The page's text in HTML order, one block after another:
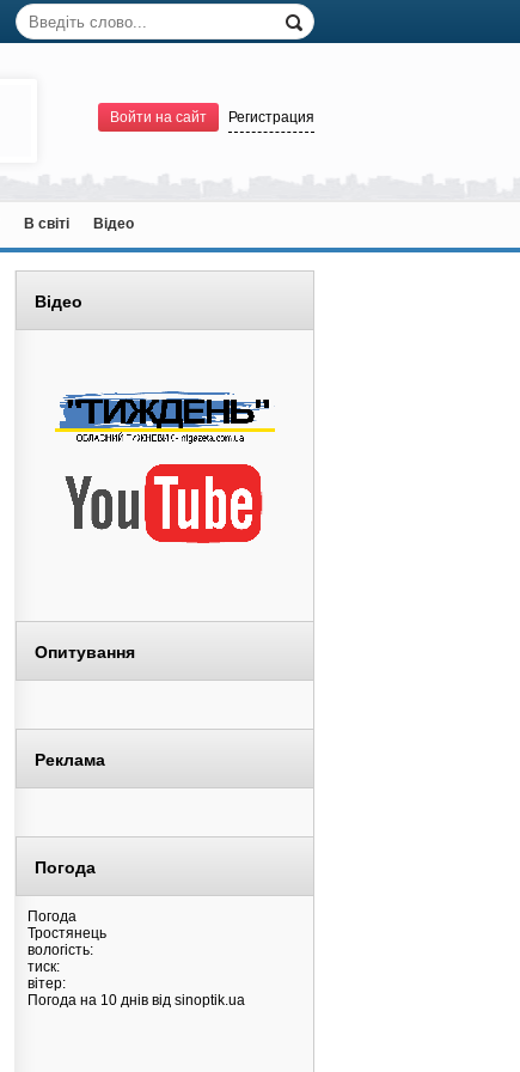
Войти на сайт Регистрация
В світі Відео
Відео
Опитування
Реклама
Погода
Погода
Тростянець
вологість:
тиск:
вітер:
Погода на 10 днів від sinoptik.ua